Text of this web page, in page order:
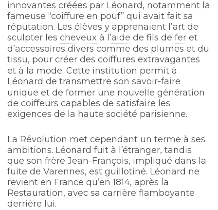
innovantes créées par Léonard, notamment la
fameuse “coiffure en pouf” qui avait fait sa
réputation. Les élèves y apprenaient l’art de
sculpter les cheveux à l’aide de fils de fer et
d’accessoires divers comme des plumes et du
tissu, pour créer des coiffures extravagantes
et à la mode. Cette institution permit à
Léonard de transmettre son savoir-faire
unique et de former une nouvelle génération
de coiffeurs capables de satisfaire les
exigences de la haute société parisienne.
La Révolution met cependant un terme à ses
ambitions. Léonard fuit à l’étranger, tandis
que son frère Jean-François, impliqué dans la
fuite de Varennes, est guillotiné. Léonard ne
revient en France qu’en 1814, après la
Restauration, avec sa carrière flamboyante
derrière lui.